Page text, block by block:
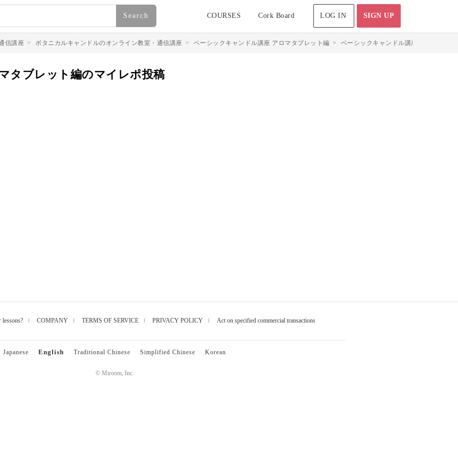
Search COURSES Cork Board LOG IN SIGN UP
信講座 > ボタニカルキャンドルのオンライン教室・通信講座 > ベーシックキャンドル講座 アロマタブレット編 > ベーシックキャンドル講座 アロマタブ
タブレット編のマイレポ投稿
lessons? COMPANY TERMS OF SERVICE PRIVACY POLICY Act on specified commercial transactions
Japanese English Traditional Chinese Simplified Chinese Korean
© Miroom, Inc.